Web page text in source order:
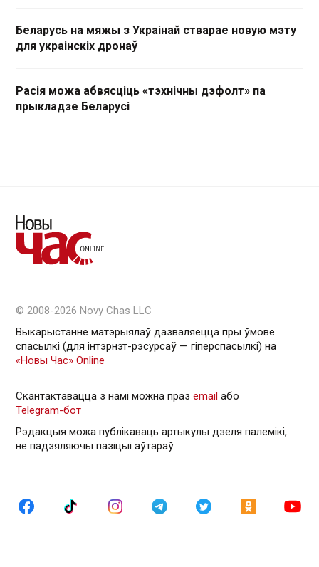
Беларусь на мяжы з Украінай стварае новую мэту
для украінскіх дронаў
Расія можа абвясціць «тэхнічны дэфолт» па
прыкладзе Беларусі
© 2008-2026 Novy Chas LLC
Выкарыстанне матэрыялаў дазваляецца пры ўмове
спасылкі (для інтэрнэт-рэсурсаў — гiперспасылкi) на
«Новы Час» Online
Скантактавацца з намі можна праз email або
Telegram-бот
Рэдакцыя можа публікаваць артыкулы дзеля палемікі,
не падзяляючы пазіцыі аўтараў